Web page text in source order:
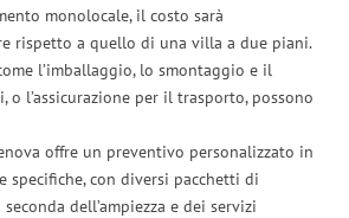
monolocale, il costo sarà
rispetto a quello di una villa a due piani.
l’imballaggio, lo smontaggio e il
o l’assicurazione per il trasporto, possono
offre un preventivo personalizzato in
specifiche, con diversi pacchetti di
dell’ampiezza e dei servizi